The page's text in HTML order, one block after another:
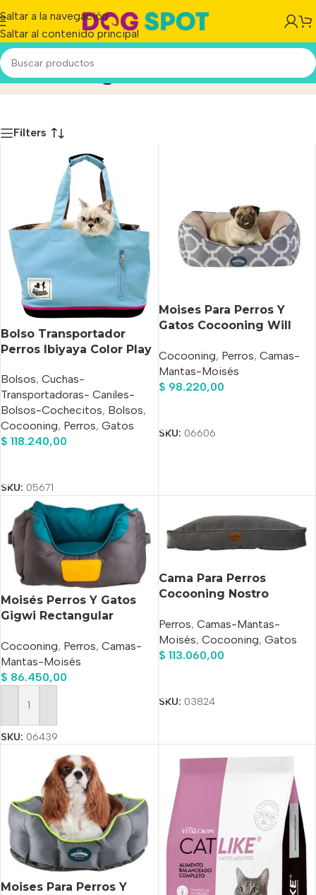
Saltar a la navegación
Saltar al contenido principal
CocooningInicio/Producto
Filters
Bolso Transportador
Perros Ibiyaya Color Play
Bolsos, Cuchas-
Transportadoras- Caniles-
Bolsos-Cochecitos, Bolsos,
Cocooning, Perros, Gatos
$ 118.240,00
SKU: 05671
Moises Para Perros Y
Gatos Cocooning Will
Cocooning, Perros, Camas-
Mantas-Moisés
$ 98.220,00
SKU: 06606
Moisés Perros Y Gatos
Gigwi Rectangular
Gris/celeste
Cocooning, Perros, Camas-
Mantas-Moisés
$ 86.450,00
Añadir Al Carrito
SKU: 06439
Cama Para Perros
Cocooning Nostro
Perros, Camas-Mantas-
Moisés, Cocooning, Gatos
$ 113.060,00
SKU: 03824
Moises Para Perros Y